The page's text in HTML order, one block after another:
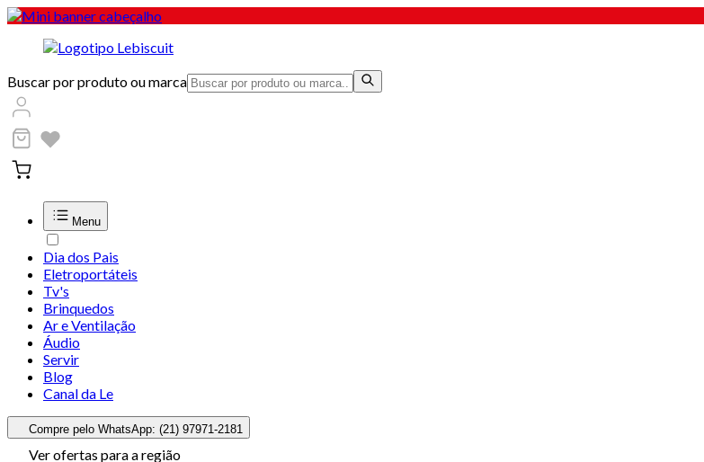
Buscar por produto ou marca
Menu
Dia dos Pais
Eletroportáteis
Tv's
Brinquedos
Ar e Ventilação
Áudio
Servir
Blog
Canal da Le
Compre pelo WhatsApp: (21) 97971-2181
Ver ofertas para a região